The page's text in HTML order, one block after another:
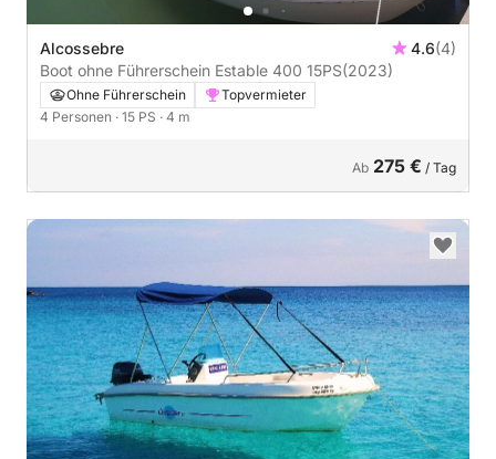
Alcossebre 4.6(4)
Boot ohne Führerschein Estable 400 15PS(2023)
Ohne Führerschein
Topvermieter
4 Personen · 15 PS · 4 m
Ab 275 € / Tag